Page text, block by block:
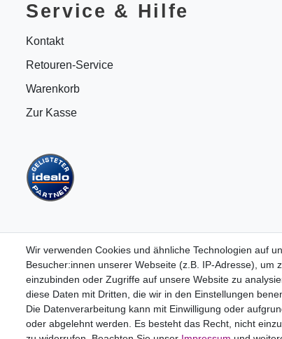
Wir verwenden Cookies und ähnliche Technologien auf
Besucher:innen unserer Webseite (z.B. IP-Adresse),
einzubinden oder Zugriffe auf unsere Website zu
diese Daten mit Dritten, die wir in den Einstellungen
Die Datenverarbeitung kann mit Einwilligung oder
oder abgelehnt werden. Es besteht das Recht, nicht
Service & Hilfe
Kontakt
Retouren-Service
Warenkorb
Zur Kasse
B2BKunden
Zum Händlerbereich